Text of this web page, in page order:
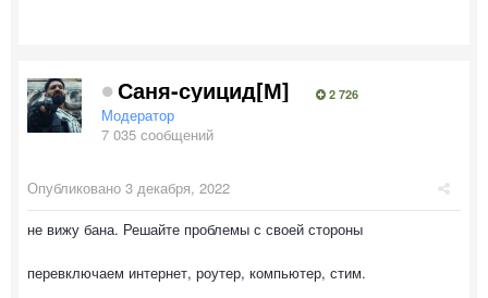
Саня-суицид[М] 2 726
Модератор
7 035 сообщений
Опубликовано 3 декабря, 2022
не вижу бана. Решайте проблемы с своей стороны
перевключаем интернет, роутер, компьютер, стим.